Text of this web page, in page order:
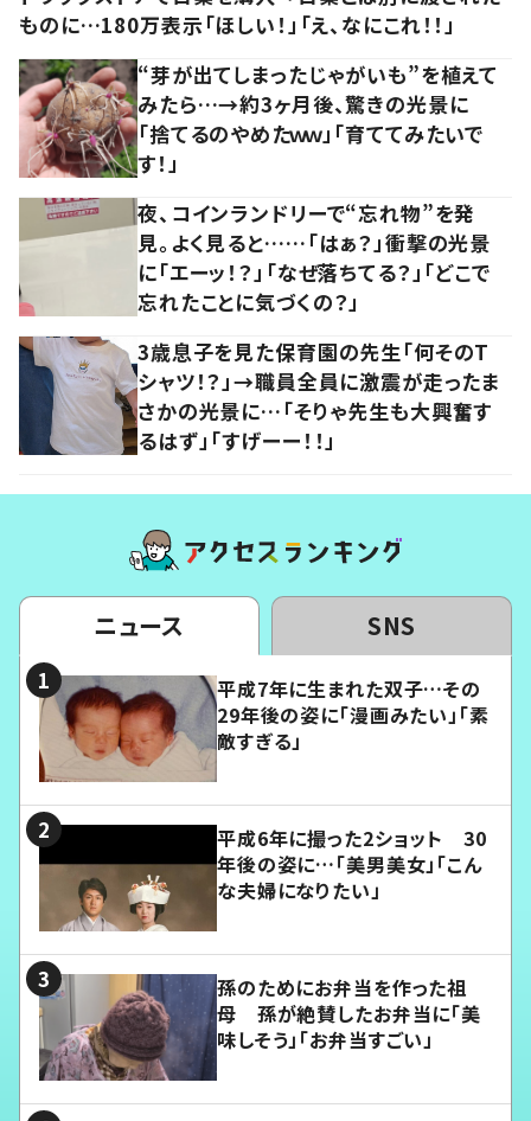
ものに…180万表示「ほしい！」「え、なにこれ！！」
“芽が出てしまったじゃがいも”を植えて
みたら…→約3ヶ月後、驚きの光景に
「捨てるのやめたｗｗ」「育ててみたいで
す！」
夜、コインランドリーで“忘れ物”を発
見。よく見ると……「はぁ？」衝撃の光景
に「エーッ！？」「なぜ落ちてる？」「どこで
忘れたことに気づくの？」
3歳息子を見た保育園の先生「何そのT
シャツ！？」→職員全員に激震が走ったま
さかの光景に…「そりゃ先生も大興奮す
るはず」「すげーー！！」
ニュース SNS
平成7年に生まれた双子…その
29年後の姿に「漫画みたい」「素
敵すぎる」
平成6年に撮った2ショット 30
年後の姿に…「美男美女」「こん
な夫婦になりたい」
孫のためにお弁当を作った祖
母 孫が絶賛したお弁当に「美
味しそう」「お弁当すごい」